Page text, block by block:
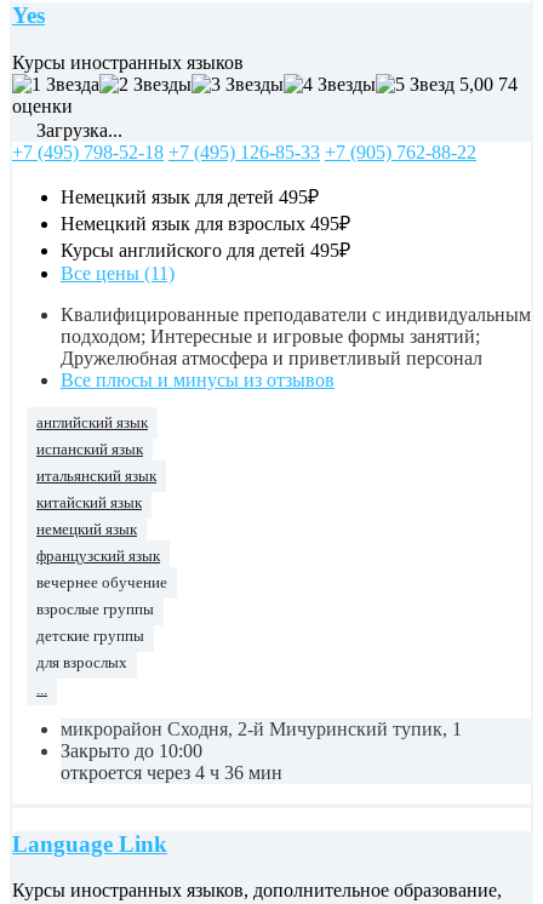
Yes
Курсы иностранных языков
5,00 74
оценки
Загрузка...
+7 (495) 798-52-18 +7 (495) 126-85-33 +7 (905) 762-88-22
Немецкий язык для детей 495₽
Немецкий язык для взрослых 495₽
Курсы английского для детей 495₽
Все цены (11)
Квалифицированные преподаватели с индивидуальным
подходом; Интересные и игровые формы занятий;
Дружелюбная атмосфера и приветливый персонал
Все плюсы и минусы из отзывов
английский язык
испанский язык
итальянский язык
китайский язык
немецкий язык
французский язык
вечернее обучение
взрослые группы
детские группы
для взрослых
...
микрорайон Сходня, 2-й Мичуринский тупик, 1
Закрыто до 10:00
откроется через 4 ч 36 мин
Language Link
Курсы иностранных языков, дополнительное образование,